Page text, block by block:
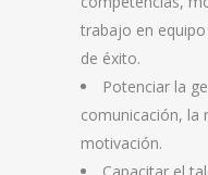
trabajo en
de éxito.
Potenciar la
comunicación, la
motivación.